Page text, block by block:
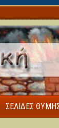
ΣΕΛΊΔΕΣ